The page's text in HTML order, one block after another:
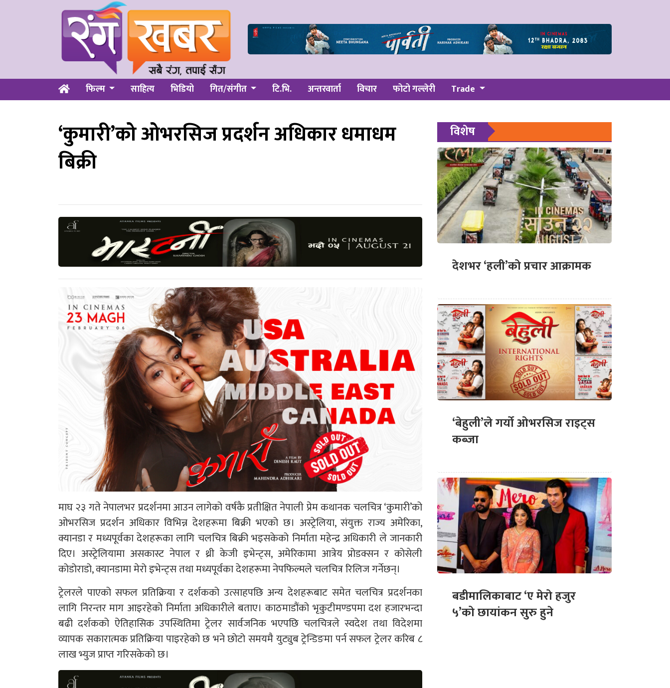
फिल्म साहित्य भिडियो गित/संगीत टि.भि. अन्तरवार्ता विचार फोटो गल्लेरी Trade
‘कुमारी’को ओभरसिज प्रदर्शन अधिकार धमाधम
बिक्री
माघ २३ गते नेपालभर प्रदर्शनमा आउन लागेको वर्षकै प्रतीक्षित नेपाली प्रेम कथानक चलचित्र ‘कुमारी’को
ओभरसिज प्रदर्शन अधिकार विभिन्न देशहरूमा बिक्री भएको छ। अस्ट्रेलिया, संयुक्त राज्य अमेरिका,
क्यानडा र मध्यपूर्वका देशहरूका लागि चलचित्र बिक्री भइसकेको निर्माता महेन्द्र अधिकारी ले जानकारी
दिए। अस्ट्रेलियामा असकास्ट नेपाल र थ्री केजी इभेन्ट्स, अमेरिकामा आत्रेय प्रोडक्सन र कोसेली
कोडोराडो, क्यानडामा मेरो इभेन्ट्स तथा मध्यपूर्वका देशहरूमा नेपफिल्मले चलचित्र रिलिज गर्नेछन्।
ट्रेलरले पाएको सफल प्रतिक्रिया र दर्शकको उत्साहपछि अन्य देशहरूबाट समेत चलचित्र प्रदर्शनका
लागि निरन्तर माग आइरहेको निर्माता अधिकारीले बताए। काठमाडौंको भृकुटीमण्डपमा दश हजारभन्दा
बढी दर्शकको ऐतिहासिक उपस्थितिमा ट्रेलर सार्वजनिक भएपछि चलचित्रले स्वदेश तथा विदेशमा
व्यापक सकारात्मक प्रतिक्रिया पाइरहेको छ भने छोटो समयमै युट्युब ट्रेन्डिङमा पर्न सफल ट्रेलर करिब ८
लाख भ्युज प्राप्त गरिसकेको छ।
विशेष
देशभर ‘हली’को प्रचार आक्रामक
‘बेहुली’ले गर्यो ओभरसिज राइट्स
कब्जा
बडीमालिकाबाट ‘ए मेरो हजुर
५’को छायांकन सुरु हुने